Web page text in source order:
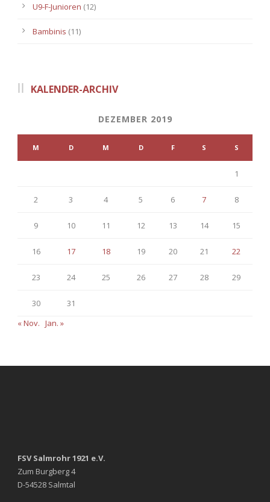
U9-F-Junioren (12)
Bambinis (11)
KALENDER-ARCHIV
DEZEMBER 2019
M D M D F S S
1
2 3 4 5 6 7 8
9 10 11 12 13 14 15
16 17 18 19 20 21 22
23 24 25 26 27 28 29
30
31
« Nov. Jan. »
FSV Salmrohr 1921 e.V.
Zum Burgberg 4
D-54528 Salmtal